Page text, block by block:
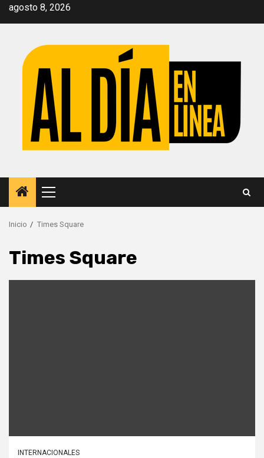
Saltar
agosto 8, 2026
Menú
principal
Inicio Times Square
Times Square
INTERNACIONALES